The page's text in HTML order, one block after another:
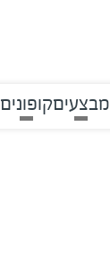
מבצעיםקופונים